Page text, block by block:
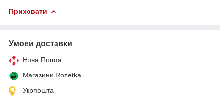
Приховати
Умови доставки
Нова Пошта
Магазини Rozetka
Укрпошта